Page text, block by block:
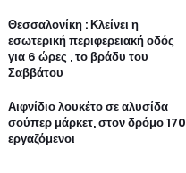
Θεσσαλονίκη : Κλείνει η
εσωτερική περιφερειακή οδός
για 6 ώρες , το βράδυ του
Σαββάτου
Αιφνίδιο λουκέτο σε αλυσίδα
σούπερ μάρκετ, στον δρόμο 170
εργαζόμενοι